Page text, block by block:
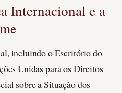
Internacional e a
incluindo o Escritório do
Unidas para os Direitos
sobre a Situação dos